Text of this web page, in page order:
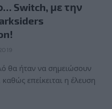
Switch, με την
θα ήταν να σημειώσουν
επείκειται η έλευση